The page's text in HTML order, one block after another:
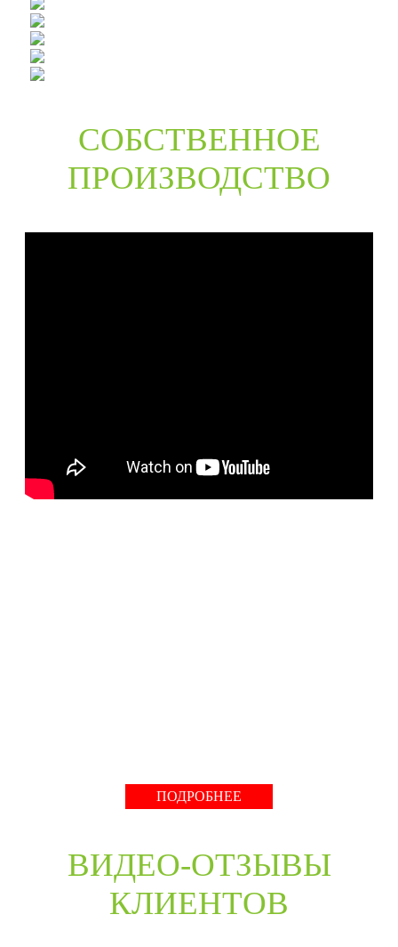
СОБСТВЕННОЕ
ПРОИЗВОДСТВО
ПОДРОБНЕЕ
ВИДЕО-ОТЗЫВЫ
КЛИЕНТОВ